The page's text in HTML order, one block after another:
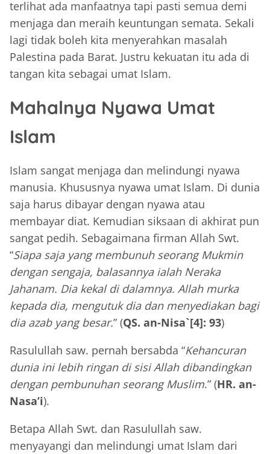
terlihat ada manfaatnya tapi pasti semua demi
menjaga dan meraih keuntungan semata. Sekali
lagi tidak boleh kita menyerahkan masalah
Palestina pada Barat. Justru kekuatan itu ada di
tangan kita sebagai umat Islam.
Mahalnya Nyawa Umat
Islam
Islam sangat menjaga dan melindungi nyawa
manusia. Khususnya nyawa umat Islam. Di dunia
saja harus dibayar dengan nyawa atau
membayar diat. Kemudian siksaan di akhirat pun
sangat pedih. Sebagaimana firman Allah Swt.
“Siapa saja yang membunuh seorang Mukmin
dengan sengaja, balasannya ialah Neraka
Jahanam. Dia kekal di dalamnya. Allah murka
kepada dia, mengutuk dia dan menyediakan bagi
dia azab yang besar.” (QS. an-Nisa`[4]: 93)
Rasulullah saw. pernah bersabda “Kehancuran
dunia ini lebih ringan di sisi Allah dibandingkan
dengan pembunuhan seorang Muslim.” (HR. an-
Nasa’i).
Betapa Allah Swt. dan Rasulullah saw.
menyayangi dan melindungi umat Islam dari